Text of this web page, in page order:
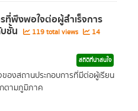
ที่พึงพอใจต่อผู้สำเร็จการ
ชั้น 119 total views
14
สถิติที่น่าสนใจ
องสถานประกอบการที่มีต่อผู้เรียน
ตามภูมิภาค